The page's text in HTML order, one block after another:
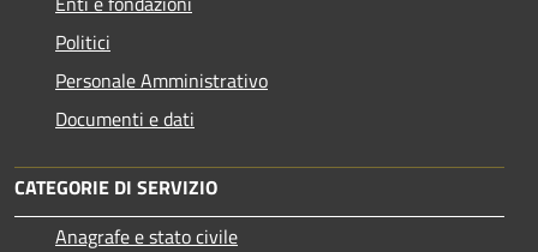
Politici
Personale Amministrativo
Documenti e dati
CATEGORIE DI SERVIZIO
Anagrafe e stato civile